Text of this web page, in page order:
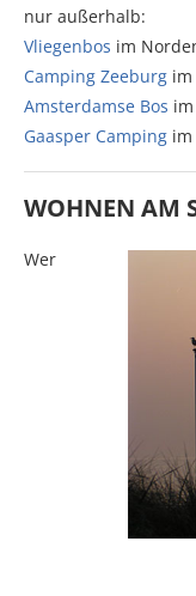
nur außerhalb:
Vliegenbos im
Camping Zeeburg
Amsterdamse Bos
Gaasper Camping im
WOHNEN AM
Wer